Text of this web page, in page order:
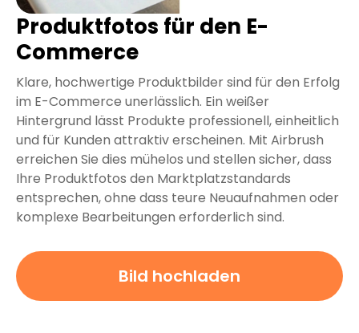
Produktfotos für den E-
Commerce
Klare, hochwertige Produktbilder sind für den Erfolg
im E-Commerce unerlässlich. Ein weißer
Hintergrund lässt Produkte professionell, einheitlich
und für Kunden attraktiv erscheinen. Mit Airbrush
erreichen Sie dies mühelos und stellen sicher, dass
Ihre Produktfotos den Marktplatzstandards
entsprechen, ohne dass teure Neuaufnahmen oder
komplexe Bearbeitungen erforderlich sind.
Bild hochladen